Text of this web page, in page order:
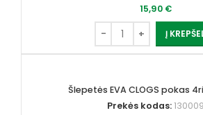
15,90 €
Į
Šlepetės EVA CLOGS pokas
Prekės kodas:130009